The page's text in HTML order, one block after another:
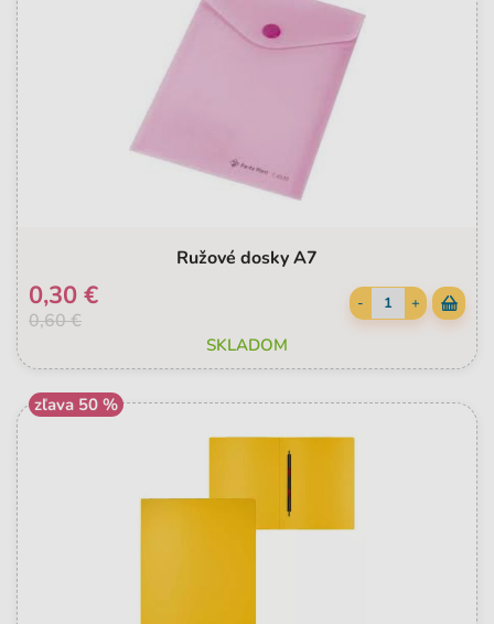
Ružové dosky A7
0,60 €
0,30 € - +
SKLADOM
zľava 50 %